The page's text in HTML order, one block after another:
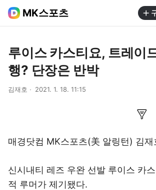
MK스포츠
루이스 카스티요, 트레이
행? 단장은 반박
김재호 2021. 1. 18. 11:15
매경닷컴 MK스포츠(美 알링턴) 김재
신시내티 레즈 우완 선발 루이스 카
적 루머가 제기됐다.